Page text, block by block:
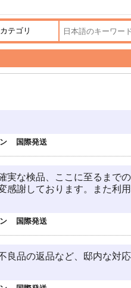
国際発送
実な検品、ここに至るまで
感謝しております。また利
国際発送
品の返品など、邸内な対